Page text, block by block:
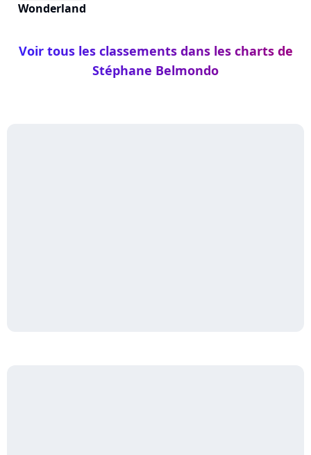
Wonderland
Voir tous les classements dans les charts de
Stéphane Belmondo